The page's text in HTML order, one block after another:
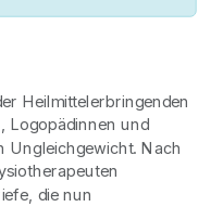
Heilmittelerbringenden
Logopädinnen und
Ungleichgewicht. Nach
die nun